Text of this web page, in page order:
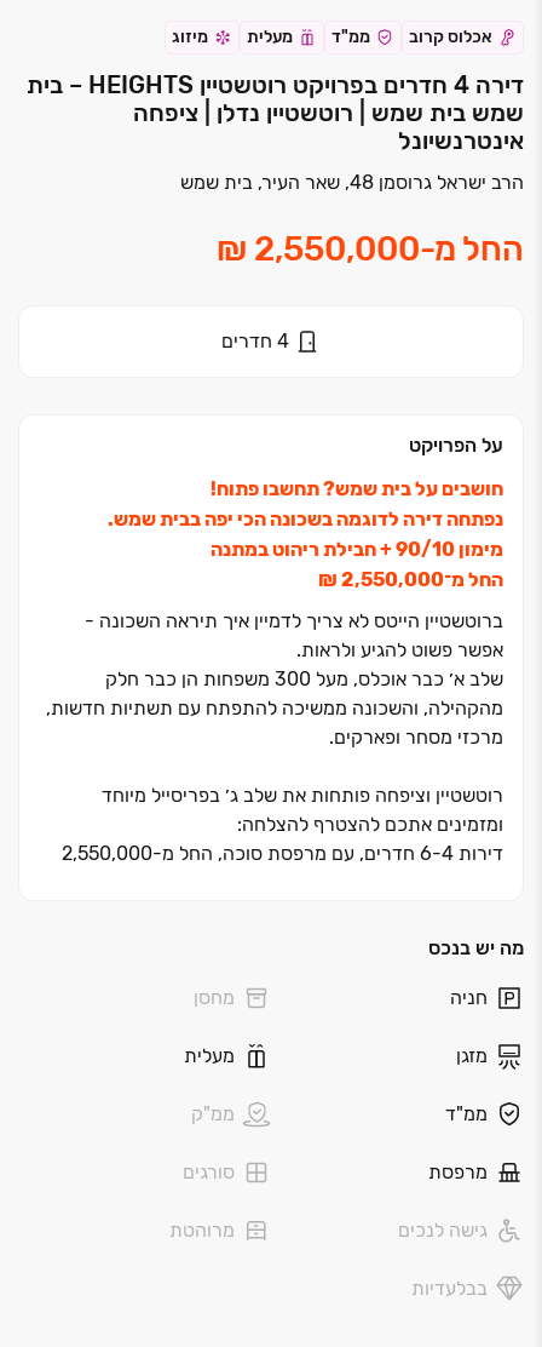
אכלוס קרוב ממ"ד מעלית מיזוג
דירה 4 חדרים בפרויקט רוטשטיין HEIGHTS – בית
שמש בית שמש | רוטשטיין נדלן | ציפחה
אינטרנשיונל
הרב ישראל גרוסמן 48, שאר העיר, בית שמש
החל מ-
4 חדרים
על הפרויקט
חושבים על בית שמש? תחשבו פתוח!
נפתחה דירה לדוגמה בשכונה הכי יפה בבית שמש.
מימון ‏10/‏90 + חבילת ריהוט במתנה
החל מ־‏2,550,000 ‏₪
ברוטשטיין הייטס לא צריך לדמיין איך תיראה השכונה ‏-
אפשר פשוט להגיע ולראות.
שלב א׳ כבר אוכלס, מעל ‏300 משפחות הן כבר חלק
מהקהילה, והשכונה ממשיכה להתפתח עם תשתיות חדשות,
מרכזי מסחר ופארקים.
רוטשטיין וציפחה פותחות את שלב ג׳ בפריסייל מיוחד
ומזמינים אתכם להצטרף להצלחה:
דירות ‏4‏-‏6 חדרים, עם מרפסת סוכה, החל מ‏-‏2,550,000
החל מ־‏2,550,000 ‏₪
זה הזמן להצטרף לשכונה שכבר התחילה לחיות.
מה יש בנכס
חניה מחסן
מזגן מעלית
ממ"ד ממ"ק
מרפסת סורגים
גישה לנכים מרוהטת
בבלעדיות